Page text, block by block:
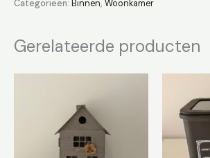
Categorieën: Binnen, Woonkamer
Gerelateerde producten